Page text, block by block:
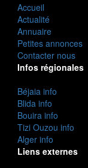
Accueil
Actualité
Annuaire
Petites annonces
Contacter nous
Infos régionales
Béjaia info
Blida info
Bouira info
Tizi Ouzou info
Alger info
Liens externes